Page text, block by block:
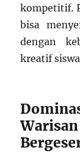
kompetitif.
bisa
dengan
kreatif